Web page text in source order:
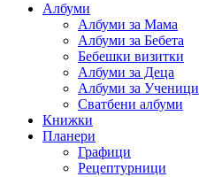
Албуми
Албуми за Мама
Албуми за Бебета
Бебешки визитки
Албуми за Деца
Албуми за Ученици
Сватбени албуми
Книжки
Планери
Графици
Рецептурници